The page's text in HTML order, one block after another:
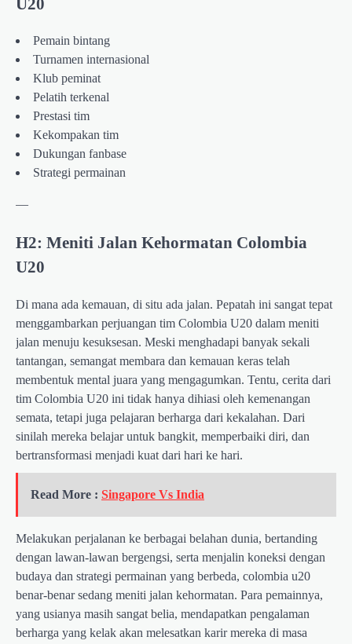
Pemain bintang
Turnamen internasional
Klub peminat
Pelatih terkenal
Prestasi tim
Kekompakan tim
Dukungan fanbase
Strategi permainan
—
H2: Meniti Jalan Kehormatan Colombia
U20
Di mana ada kemauan, di situ ada jalan. Pepatah ini sangat tepat
menggambarkan perjuangan tim Colombia U20 dalam meniti
jalan menuju kesuksesan. Meski menghadapi banyak sekali
tantangan, semangat membara dan kemauan keras telah
membentuk mental juara yang mengagumkan. Tentu, cerita dari
tim Colombia U20 ini tidak hanya dihiasi oleh kemenangan
semata, tetapi juga pelajaran berharga dari kekalahan. Dari
sinilah mereka belajar untuk bangkit, memperbaiki diri, dan
bertransformasi menjadi kuat dari hari ke hari.
Read More : Singapore Vs India
Melakukan perjalanan ke berbagai belahan dunia, bertanding
dengan lawan-lawan bergengsi, serta menjalin koneksi dengan
budaya dan strategi permainan yang berbeda, colombia u20
benar-benar sedang meniti jalan kehormatan. Para pemainnya,
yang usianya masih sangat belia, mendapatkan pengalaman
berharga yang kelak akan melesatkan karir mereka di masa